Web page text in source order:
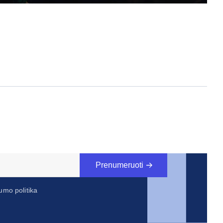
politika
Prenumeruoti